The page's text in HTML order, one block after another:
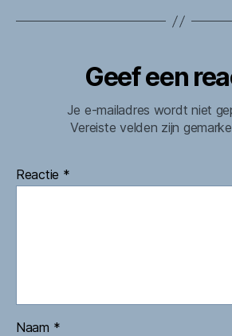
Geef een
Je e-mailadres wordt niet
Vereiste velden zijn
Reactie *
Naam *